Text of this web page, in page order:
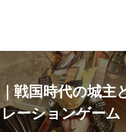
戦国時代の城主
ーションゲーム